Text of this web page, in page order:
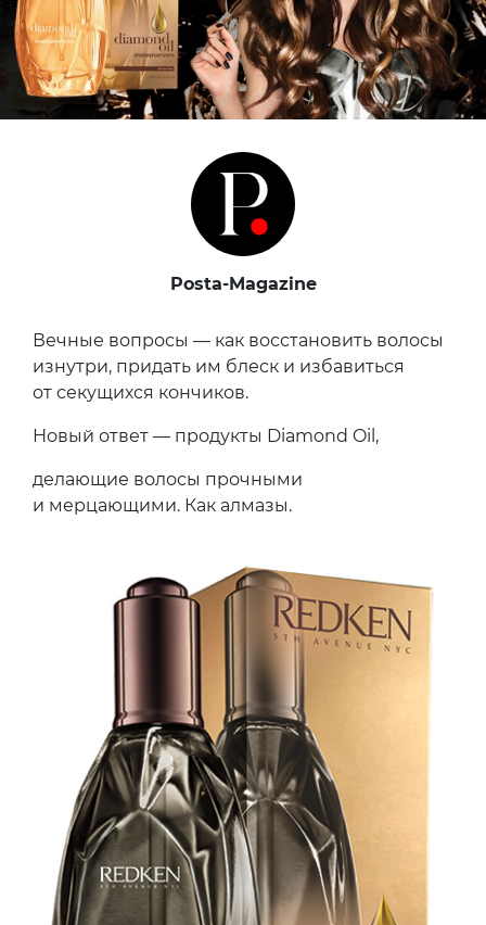
Posta-Magazine
Вечные вопросы — как восстановить волосы
изнутри, придать им блеск и избавиться
от секущихся кончиков.
Новый ответ — продукты Diamond Oil,
делающие волосы прочными
и мерцающими. Как алмазы.